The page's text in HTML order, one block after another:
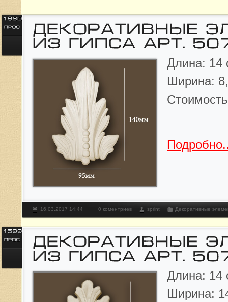
Длина: 14
Ширина:
16.03.2017 14:44 0 коментриев sprint Декоративные
Длина: 14
Ширина: